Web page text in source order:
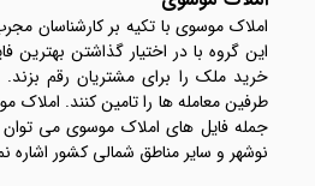
املاک موسوی با تکیه بر کارشناسان
این گروه با در اختیار گذاشتن بهترین
خرید ملک را برای مشتریان رقم
جمله فایل های املاک موسوی می توان
نوشهر و سایر مناطق شمالی کشور اشاره